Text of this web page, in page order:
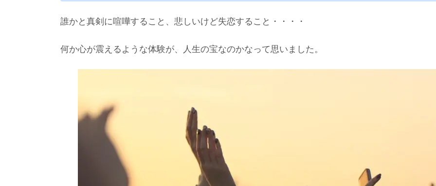
誰かと真剣に喧嘩すること、悲しいけど失恋すること・・・・
何か心が震えるような体験が、人生の宝なのかなって思いました。